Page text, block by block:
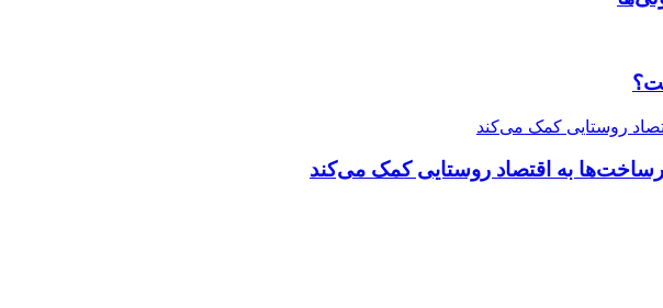
به اقتصاد روستایی کمک می‌کند